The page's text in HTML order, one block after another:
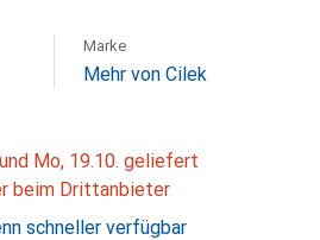
Marke
Mehr von Cilek
und Mo, 19.10. geliefert
beim Drittanbieter
schneller verfügbar